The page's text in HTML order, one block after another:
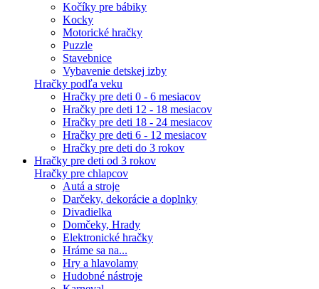
Kočíky pre bábiky
Kocky
Motorické hračky
Puzzle
Stavebnice
Vybavenie detskej izby
Hračky podľa veku
Hračky pre deti 0 - 6 mesiacov
Hračky pre deti 12 - 18 mesiacov
Hračky pre deti 18 - 24 mesiacov
Hračky pre deti 6 - 12 mesiacov
Hračky pre deti do 3 rokov
Hračky pre deti od 3 rokov
Hračky pre chlapcov
Autá a stroje
Darčeky, dekorácie a doplnky
Divadielka
Domčeky, Hrady
Elektronické hračky
Hráme sa na...
Hry a hlavolamy
Hudobné nástroje